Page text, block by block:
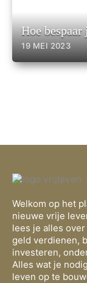
Hoe
19 MEI 2023
Welkom op het
nieuwe vrije
lees je alles
geld verdienen,
investeren,
Alles wat je
leven op te